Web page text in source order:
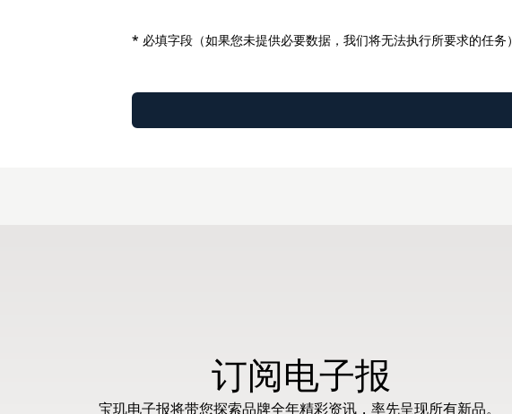
* 必填字段（如果您未提供必要数据，我们将无法执行所要求的任务）
订阅电子报
宝玑电子报将带您探索品牌全年精彩资讯，率先呈现所有新品。